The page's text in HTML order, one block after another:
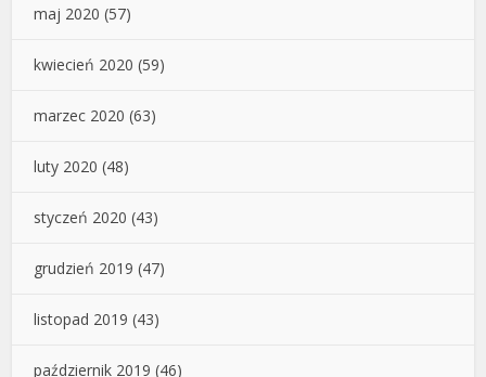
maj 2020 (57)
kwiecień 2020 (59)
marzec 2020 (63)
luty 2020 (48)
styczeń 2020 (43)
grudzień 2019 (47)
listopad 2019 (43)
październik 2019 (46)